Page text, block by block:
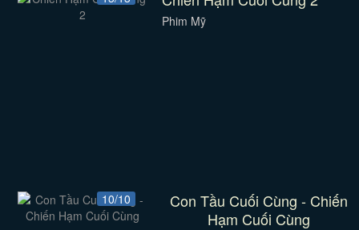
Phim Mỹ
10/10
Con Tầu Cuối Cùng - Chiến
Hạm Cuối Cùng